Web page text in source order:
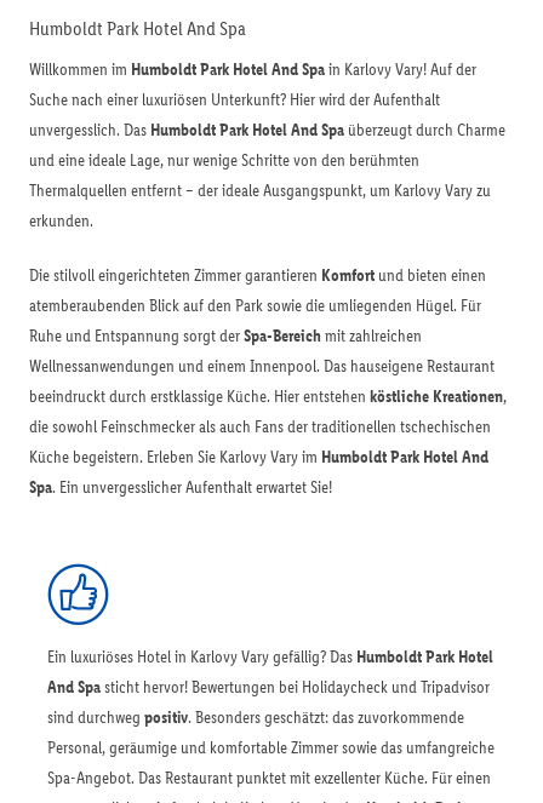
Humboldt Park Hotel And Spa
Willkommen im Humboldt Park Hotel And Spain Karlovy Vary! Auf der
Suche nach einer luxuriösen Unterkunft? Hier wird der Aufenthalt
unvergesslich. Das Humboldt Park Hotel And Spa überzeugt durch Charme
und eine ideale Lage, nur wenige Schritte von den berühmten
Thermalquellen entfernt – der ideale Ausgangspunkt, um Karlovy Vary zu
erkunden.
Die stilvoll eingerichteten Zimmer garantieren Komfort und bieten einen
atemberaubenden Blick auf den Park sowie die umliegenden Hügel. Für
Ruhe und Entspannung sorgt derSpa-Bereichmit zahlreichen
Wellnessanwendungen und einem Innenpool. Das hauseigene Restaurant
beeindruckt durch erstklassige Küche. Hier entstehen köstliche Kreationen,
die sowohl Feinschmecker als auch Fans der traditionellen tschechischen
Küche begeistern. Erleben Sie Karlovy Vary im Humboldt Park Hotel And
Spa. Ein unvergesslicher Aufenthalt erwartet Sie!
Ein luxuriöses Hotel in Karlovy Vary gefällig? Das Humboldt Park Hotel
And Spasticht hervor! Bewertungen bei Holidaycheck und Tripadvisor
sind durchweg positiv. Besonders geschätzt: das zuvorkommende
Personal, geräumige und komfortable Zimmer sowie das umfangreiche
Spa-Angebot. Das Restaurant punktet mit exzellenter Küche. Für einen